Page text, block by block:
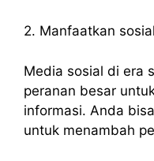
2. Manfaatkan
Media sosial di era
peranan besar
informasi. Anda
untuk menambah